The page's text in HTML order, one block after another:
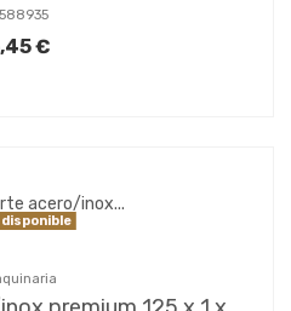
€
disponible